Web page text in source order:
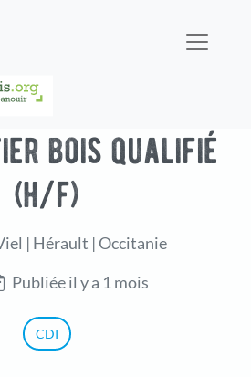
bois qualifié
(h/f)
| Hérault | Occitanie
Publiée il y a 1 mois
CDI